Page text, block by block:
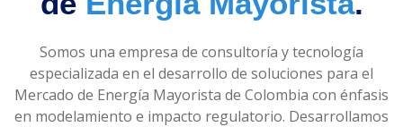
Somos una empresa de consultoría y tecnología
especializada en el desarrollo de soluciones para el
Mercado de Energía Mayorista de Colombia con énfasis
en modelamiento e impacto regulatorio. Desarrollamos